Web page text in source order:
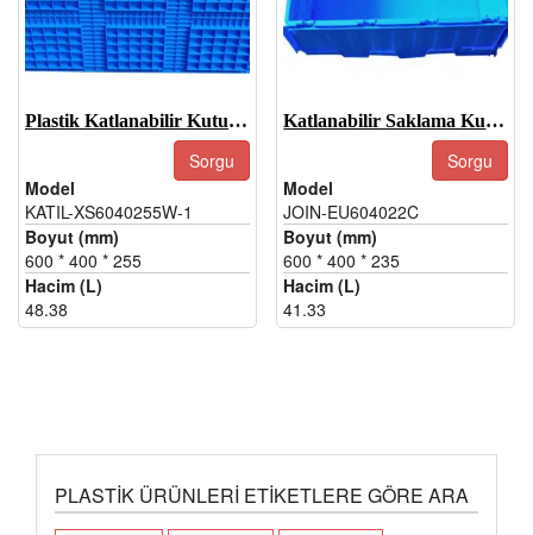
Plastik Katlanabilir Kutu-JOIN-XS6040255W-1
Sorgu
Model
KATIL-XS6040255W-1
Boyut (mm)
600 * 400 * 255
Hacim (L)
48.38
Katlanabilir Saklama Kutusu-JOIN-EU604022C
Sorgu
Model
JOIN-EU604022C
Boyut (mm)
600 * 400 * 235
Hacim (L)
41.33
PLASTIK ÜRÜNLERI ETIKETLERE GÖRE ARA